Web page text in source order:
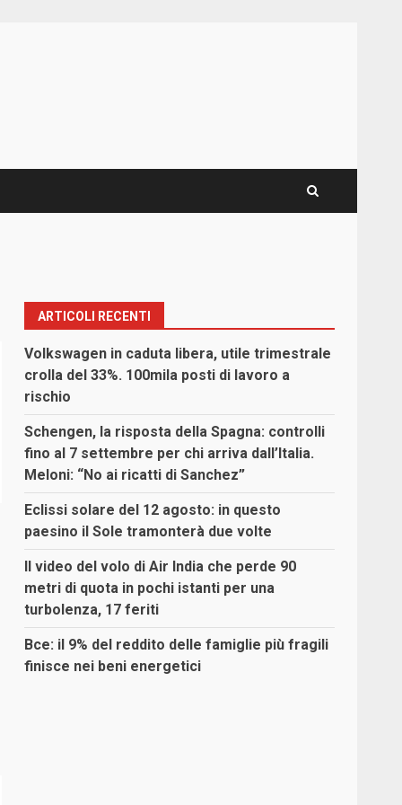
ARTICOLI RECENTI
Volkswagen in caduta libera, utile trimestrale
crolla del 33%. 100mila posti di lavoro a
rischio
Schengen, la risposta della Spagna: controlli
fino al 7 settembre per chi arriva dall’Italia.
Meloni: “No ai ricatti di Sanchez”
Eclissi solare del 12 agosto: in questo
paesino il Sole tramonterà due volte
Il video del volo di Air India che perde 90
metri di quota in pochi istanti per una
turbolenza, 17 feriti
Bce: il 9% del reddito delle famiglie più fragili
finisce nei beni energetici